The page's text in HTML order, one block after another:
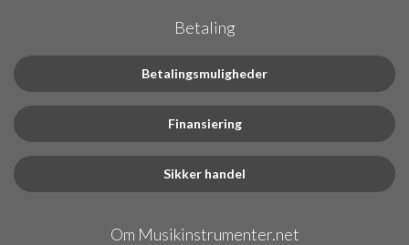
Betaling
Betalingsmuligheder
Finansiering
Sikker handel
Om Musikinstrumenter.net